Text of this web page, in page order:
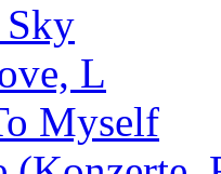
L
Myself